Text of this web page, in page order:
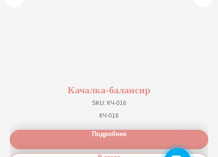
Качалка-балансир
SKU: КЧ-016
КЧ-016
Подробнее